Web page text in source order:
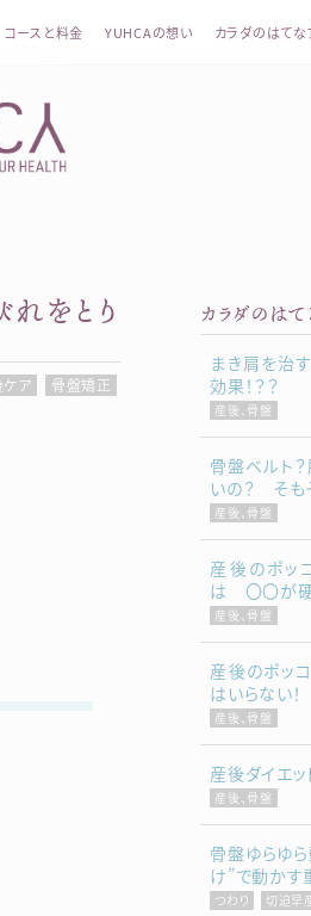
コースと料金 YUHCAの想い カラダのはて
を前向きに。産前産後訪問整体 YUHCA
をとり
ア 骨盤矯正
カラダのは
まき肩を治
効果！？？
産後、骨盤
骨盤ベルト
いの？ そも
産後、骨盤
産後のポ
は 〇〇が硬
産後、骨盤
産後のポッ
はいらない！
産後、骨盤
産後ダイエッ
産後、骨盤
骨盤ゆらゆ
け”で動かす
つわり 切迫早